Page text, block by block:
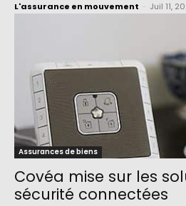
L'assurance en mouvement Juil 11,
Assurances de biens
Covéa mise sur les
sécurité connectées